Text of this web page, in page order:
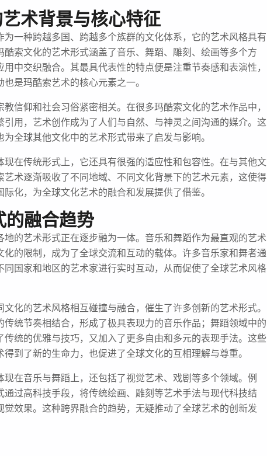
术背景与核心特征
一种跨越多国、跨越多个族群的文化体系，它的艺术风格具有
索文化的艺术形式涵盖了音乐、舞蹈、雕刻、绘画等多个方
中交织融合。其最具代表性的特点便是注重节奏感和表演性，
是玛酷索艺术的核心元素之一。
信仰和社会习俗紧密相关。在很多玛酷索文化的艺术作品中，
用，艺术创作成为了人们与自然、与神灵之间沟通的媒介。这
全球其他文化中的艺术形式带来了启发与影响。
在传统形式上，它还具有很强的适应性和包容性。在与其他文
艺术逐渐吸收了不同地域、不同文化背景下的艺术元素，这使得
化，为全球文化艺术的融合和发展提供了借鉴。
的融合趋势
地的艺术形式正在逐步融为一体。音乐和舞蹈作为最直观的艺术
的限制，成为了全球交流和互动的载体。许多音乐家和舞者通
国家和地区的艺术家进行实时互动，从而促使了全球艺术风格
化的艺术风格相互碰撞与融合，催生了许多创新的艺术形式。
统节奏相结合，形成了极具表现力的音乐作品；舞蹈领域中的
传统的优雅与技巧，又加入了更多自由和多元的表现手法。这些
到了新的生命力，也促进了全球文化的互相理解与尊重。
在音乐与舞蹈上，还包括了视觉艺术、戏剧等多个领域。例
过高科技手段，将传统绘画、雕刻等艺术手法与现代科技结
效果。这种跨界融合的趋势，无疑推动了全球艺术的创新发